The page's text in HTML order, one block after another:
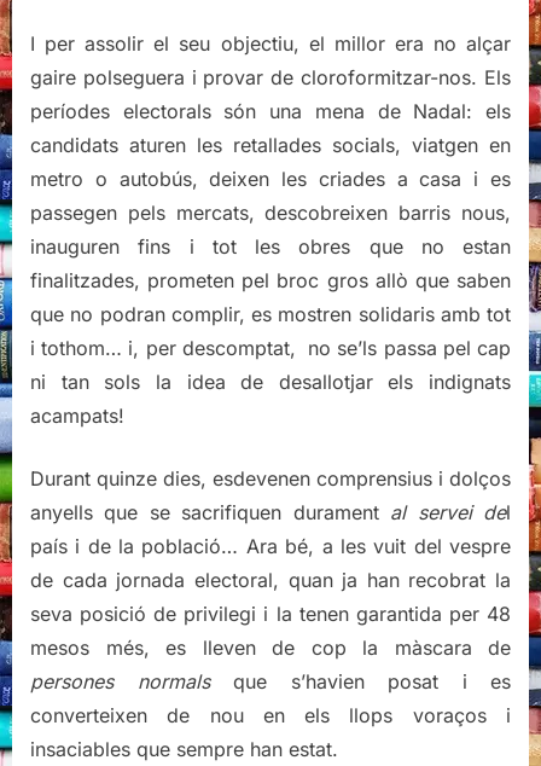
I per assolir el seu objectiu, el millor era no alçar
gaire polseguera i provar de cloroformitzar-nos. Els
períodes electorals són una mena de Nadal: els
candidats aturen les retallades socials, viatgen en
metro o autobús, deixen les criades a casa i es
passegen pels mercats, descobreixen barris nous,
inauguren fins i tot les obres que no estan
finalitzades, prometen pel broc gros allò que saben
que no podran complir, es mostren solidaris amb tot
i tothom… i, per descomptat, no se’ls passa pel cap
ni tan sols la idea de desallotjar els indignats
acampats!
Durant quinze dies, esdevenen comprensius i dolços
anyells que se sacrifiquen durament al servei del
país i de la població… Ara bé, a les vuit del vespre
de cada jornada electoral, quan ja han recobrat la
seva posició de privilegi i la tenen garantida per 48
mesos més, es lleven de cop la màscara de
persones normalsque s’havien posat i es
converteixen de nou en els llops voraços i
insaciables que sempre han estat.